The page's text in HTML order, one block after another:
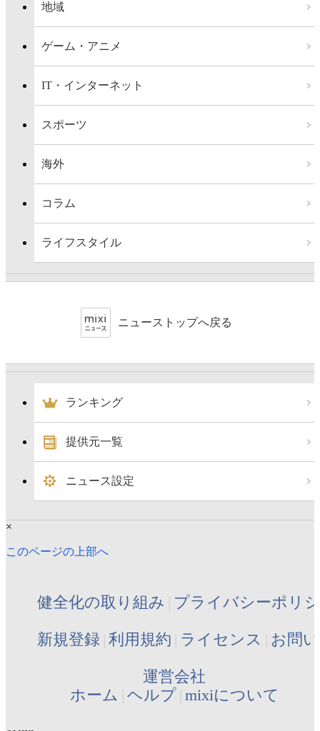
地域
ゲーム・アニメ
IT・インターネット
スポーツ
海外
コラム
ライフスタイル
ニューストップへ戻る
ランキング
提供元一覧
ニュース設定
×
このページの上部へ
健全化の取り組み プライバシーポリ
新規登録 利用規約 ライセンス お問
運営会社
ホーム ヘルプ mixiについて